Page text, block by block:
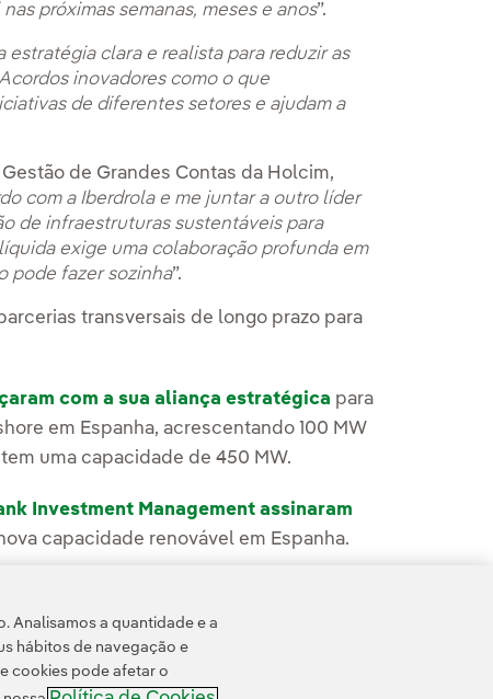
próximas semanas, meses e anos”.
estratégia clara e realista para reduzir as
inovadores como o que
de diferentes setores e ajudam a
de Grandes Contas da Holcim,
com a Iberdrola e me juntar a outro líder
de infraestruturas sustentáveis para
exige uma colaboração profunda em
pode fazer sozinha”.
transversais de longo prazo para
com a sua aliança estratégica para
em Espanha, acrescentando 100 MW
uma capacidade de 450 MW.
Investment Management assinaram
capacidade renovável em Espanha.
Analisamos a quantidade e a
hábitos de navegação e
cookies pode afetar o